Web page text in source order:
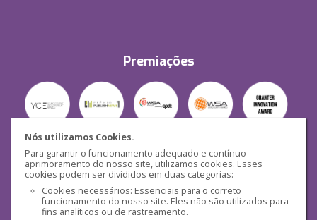
Nós utilizamos Cookies.
Para garantir o funcionamento adequado e contínuo
aprimoramento do nosso site, utilizamos cookies. Esses
cookies podem ser divididos em duas categorias:
Cookies necessários: Essenciais para o correto
funcionamento do nosso site. Eles não são utilizados para
fins analíticos ou de rastreamento.
Premiações
Segurança